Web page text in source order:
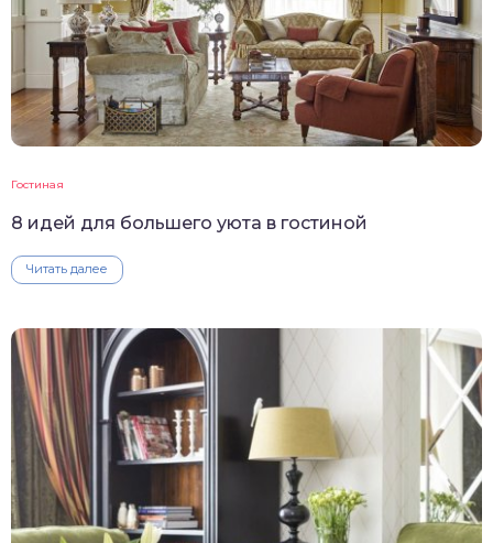
Гостиная
8 идей для большего уюта в гостиной
Читать далее